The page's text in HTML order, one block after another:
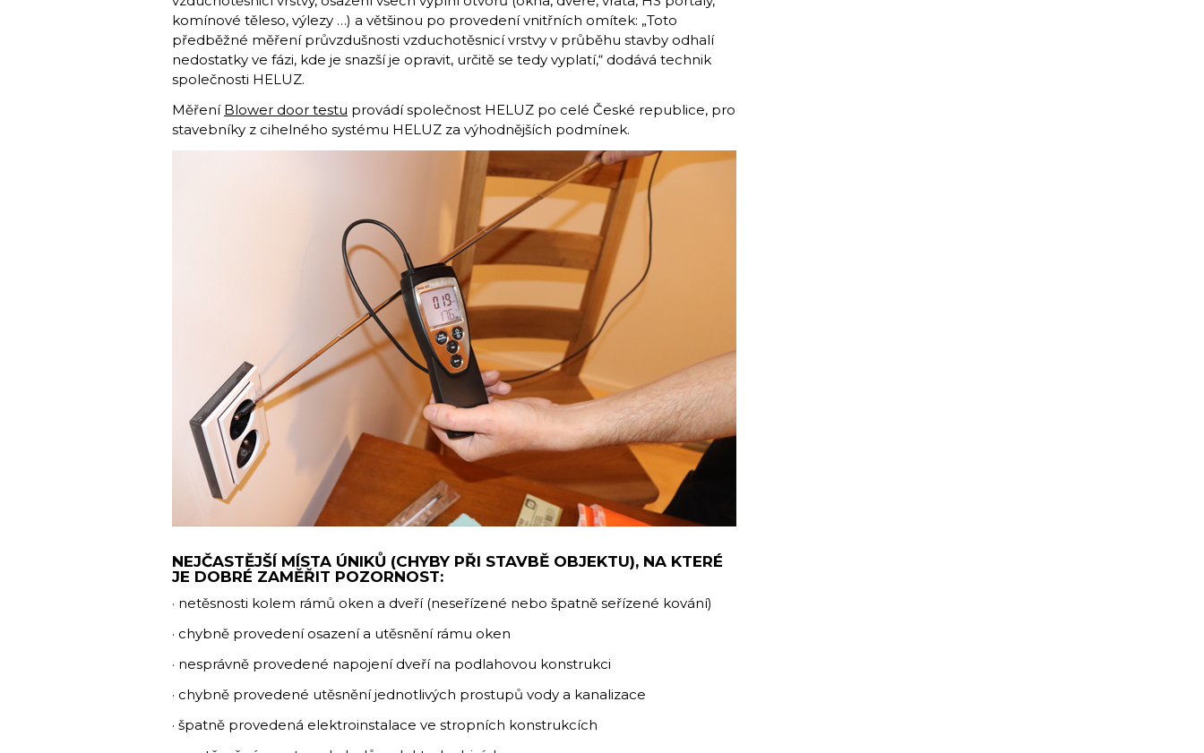
komínové těleso, výlezy …) a většinou po provedení vnitřních omítek: „Toto
předběžné měření průvzdušnosti vzduchotěsnicí vrstvy v průběhu stavby odhalí
nedostatky ve fázi, kde je snazší je opravit, určitě se tedy vyplatí,“ dodává technik
společnosti HELUZ.
Měření Blower door testu provádí společnost HELUZ po celé České republice, pro
stavebníky z cihelného systému HELUZ za výhodnějších podmínek.
NEJČASTĚJŠÍ MÍSTA ÚNIKŮ (CHYBY PŘI STAVBĚ OBJEKTU), NA KTERÉ
JE DOBRÉ ZAMĚŘIT POZORNOST:
· netěsnosti kolem rámů oken a dveří (neseřízené nebo špatně seřízené kování)
· chybně provedení osazení a utěsnění rámu oken
· nesprávně provedené napojení dveří na podlahovou konstrukci
· chybně provedené utěsnění jednotlivých prostupů vody a kanalizace
· špatně provedená elektroinstalace ve stropních konstrukcích